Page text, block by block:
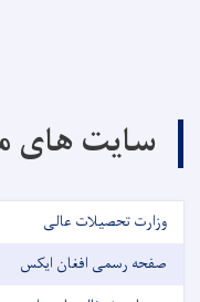
سایت های
وزارت تحصیلات عالی
صفحه رسمی افغان ایکس